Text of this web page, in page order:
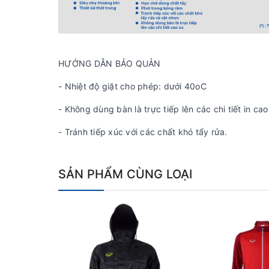
HƯỚNG DẪN BẢO QUẢN
- Nhiệt độ giặt cho phép: dưới 40oC
- Không dùng bàn là trực tiếp lên các chi tiết in
- Tránh tiếp xúc với các chất khó tẩy rửa.
SẢN PHẨM CÙNG LOẠI